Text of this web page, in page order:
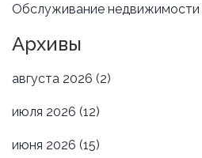
Обслуживание недвижимости
Архивы
августа 2026 (2)
июля 2026 (12)
июня 2026 (15)